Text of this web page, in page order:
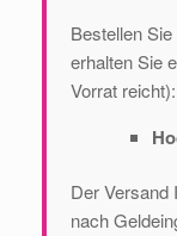
Bestellen
erhalten Sie
Vorrat reicht):
Der Versand
nach